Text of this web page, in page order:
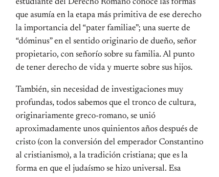
estudiante del Derecho Romano conoce las formas
que asumía en la etapa más primitiva de ese derecho
la importancia del “pater familiae”; una suerte de
“dóminus” en el sentido originario de dueño, señor
propietario, con señorío sobre su familia. Al punto
de tener derecho de vida y muerte sobre sus hijos.
También, sin necesidad de investigaciones muy
profundas, todos sabemos que el tronco de cultura,
originariamente greco-romano, se unió
aproximadamente unos quinientos años después de
cristo (con la conversión del emperador Constantino
al cristianismo), a la tradición cristiana; que es la
forma en que el judaísmo se hizo universal. Esa